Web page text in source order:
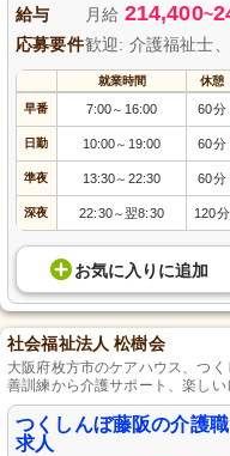
給与 月給 214,400~
応募要件歓迎: 介護福祉士
就業時間 休憩
早番 7:00～ 16:00 60分
日勤 10:00～ 19:00 60分
準夜 13:30～ 22:30 60分
深夜 22:30～翌8:30 120分
お気に入り に追加
社会福祉法人 松樹会
大阪府枚方市のケアハウス、つ
善訓練から介護サポート、楽し
自分らしく快適な生活を送れる
つくしんぼ藤阪の介護
求人